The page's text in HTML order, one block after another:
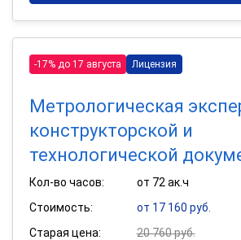
-17% до 17 августа Лицензия
Метрологическая
конструкторской и
технологической
Кол-во часов:
от 72 ак.ч
Стоимость:
от 17 160 руб.
Старая цена:
20 760 руб.